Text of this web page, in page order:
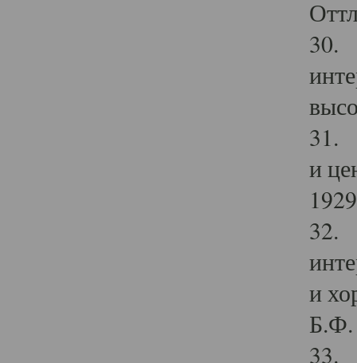
30.
31.
и
32.
и
Б.Ф.
33.